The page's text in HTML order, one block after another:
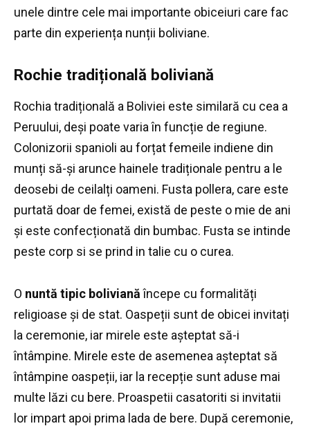
unele dintre cele mai importante obiceiuri care fac
parte din experiența nunții boliviane.
Rochie tradițională boliviană
Rochia tradițională a Boliviei este similară cu cea a
Peruului, deși poate varia în funcție de regiune.
Colonizorii spanioli au forțat femeile indiene din
munți să-și arunce hainele tradiționale pentru a le
deosebi de ceilalți oameni. Fusta pollera, care este
purtată doar de femei, există de peste o mie de ani
și este confecționată din bumbac. Fusta se intinde
peste corp si se prind in talie cu o curea.
O nuntă tipic bolivianăîncepe cu formalități
religioase și de stat. Oaspeții sunt de obicei invitați
la ceremonie, iar mirele este așteptat să-i
întâmpine. Mirele este de asemenea așteptat să
întâmpine oaspeții, iar la recepție sunt aduse mai
multe lăzi cu bere. Proaspetii casatoriti si invitatii
lor impart apoi prima lada de bere. După ceremonie,